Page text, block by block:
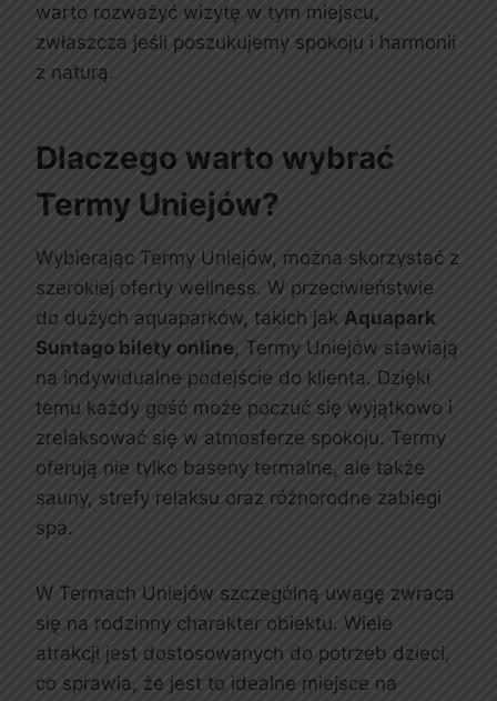
warto rozważyć wizytę w tym miejscu,
zwłaszcza jeśli poszukujemy spokoju i harmonii
z naturą.
Dlaczego warto wybrać
Termy Uniejów?
Wybierając Termy Uniejów, można skorzystać z
szerokiej oferty wellness. W przeciwieństwie
do dużych aquaparków, takich jak Aquapark
Suntago bilety online, Termy Uniejów stawiają
na indywidualne podejście do klienta. Dzięki
temu każdy gość może poczuć się wyjątkowo i
zrelaksować się w atmosferze spokoju. Termy
oferują nie tylko baseny termalne, ale także
sauny, strefy relaksu oraz różnorodne zabiegi
spa.
W Termach Uniejów szczególną uwagę zwraca
się na rodzinny charakter obiektu. Wiele
atrakcji jest dostosowanych do potrzeb dzieci,
co sprawia, że jest to idealne miejsce na